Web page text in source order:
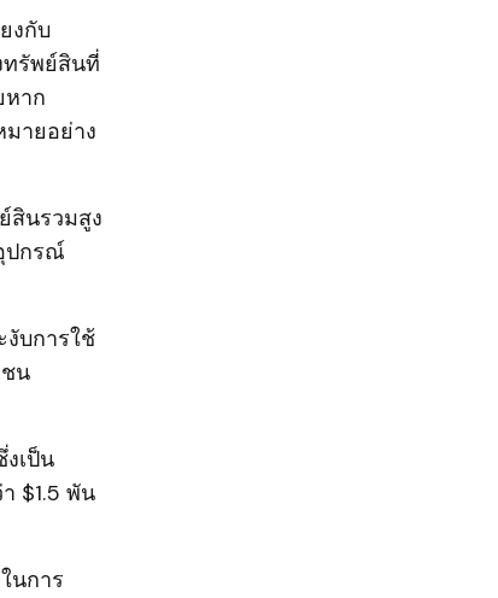
งกับ
ทรัพย์สินที่
หาก
ายอย่าง
สินรวมสูง
ปกรณ์
บการใช้
น
เป็น
$1.5 พัน
นการ